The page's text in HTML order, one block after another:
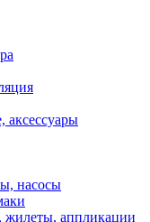
аксессуары
насосы
жилеты, аппликации